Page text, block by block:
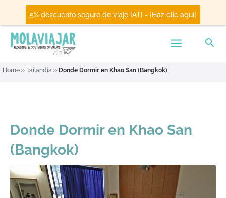
5% descuento seguro de viaje IATI - ¡Haz clic aquí!
Home » Tailandia » Donde Dormir en Khao San (Bangkok)
Donde Dormir en Khao San
(Bangkok)